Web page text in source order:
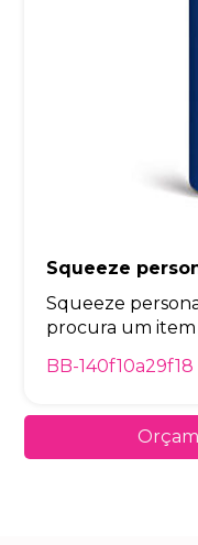
Squeeze
Squeeze
procura um item
BB-140f10a29f18